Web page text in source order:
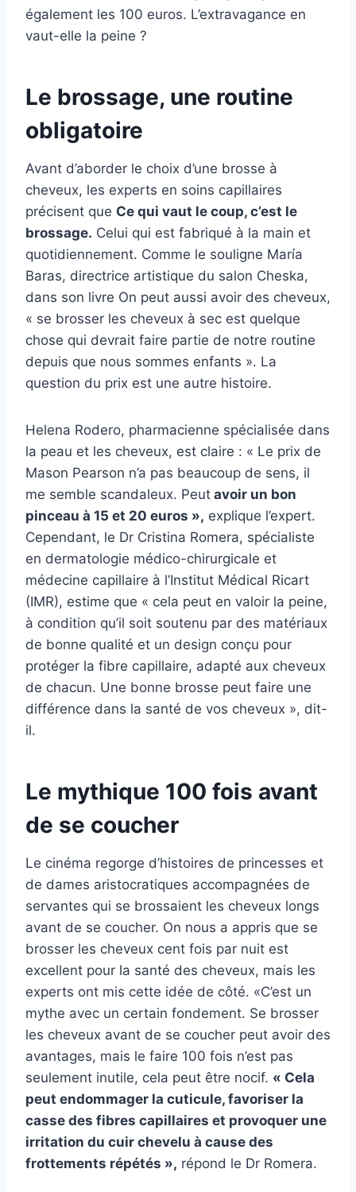
également les 100 euros. L’extravagance en
vaut-elle la peine ?
Le brossage, une routine
obligatoire
Avant d’aborder le choix d’une brosse à
cheveux, les experts en soins capillaires
précisent que Ce qui vaut le coup, c’est le
brossage. Celui qui est fabriqué à la main et
quotidiennement. Comme le souligne María
Baras, directrice artistique du salon Cheska,
dans son livre On peut aussi avoir des cheveux,
« se brosser les cheveux à sec est quelque
chose qui devrait faire partie de notre routine
depuis que nous sommes enfants ». La
question du prix est une autre histoire.
Helena Rodero, pharmacienne spécialisée dans
la peau et les cheveux, est claire : « Le prix de
Mason Pearson n’a pas beaucoup de sens, il
me semble scandaleux. Peut avoir un bon
pinceau à 15 et 20 euros », explique l’expert.
Cependant, le Dr Cristina Romera, spécialiste
en dermatologie médico-chirurgicale et
médecine capillaire à l’Institut Médical Ricart
(IMR), estime que « cela peut en valoir la peine,
à condition qu’il soit soutenu par des matériaux
de bonne qualité et un design conçu pour
protéger la fibre capillaire, adapté aux cheveux
de chacun. Une bonne brosse peut faire une
différence dans la santé de vos cheveux », dit-
il.
Le mythique 100 fois avant
de se coucher
Le cinéma regorge d’histoires de princesses et
de dames aristocratiques accompagnées de
servantes qui se brossaient les cheveux longs
avant de se coucher. On nous a appris que se
brosser les cheveux cent fois par nuit est
excellent pour la santé des cheveux, mais les
experts ont mis cette idée de côté. «C’est un
mythe avec un certain fondement. Se brosser
les cheveux avant de se coucher peut avoir des
avantages, mais le faire 100 fois n’est pas
seulement inutile, cela peut être nocif. « Cela
peut endommager la cuticule, favoriser la
casse des fibres capillaires et provoquer une
irritation du cuir chevelu à cause des
frottements répétés », répond le Dr Romera.